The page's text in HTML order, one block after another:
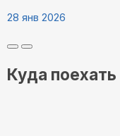
28 янв 2026
Куда поехать